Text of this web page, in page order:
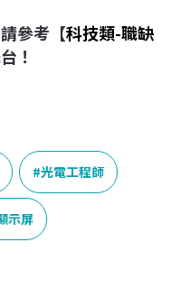
參考【科技類-職缺
！
光電工程師
示屏